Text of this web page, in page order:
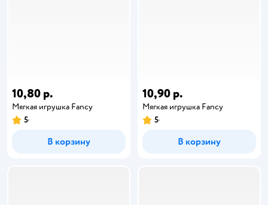
10,80 р.
Мягкая игрушка Fancy
5
В корзину
10,90 р.
Мягкая игрушка Fancy
5
В корзину